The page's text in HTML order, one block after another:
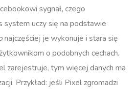
sygnał, czego
system uczy się na podstawie
najczęściej je wykonuje i stara się
o podobnych cechach.
zarejestruje, tym więcej danych ma
Przykład: jeśli Pixel zgromadzi